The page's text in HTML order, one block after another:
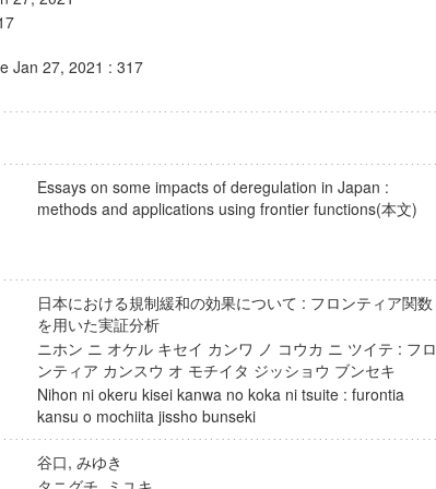
Jan 27, 2021 : 317
Essays on some impacts of deregulation in Japan :
methods and applications using frontier functions(本文)
日本における規制緩和の効果について : フロンティア関数
を用いた実証分析
ニホン ニ オケル キセイ カンワ ノ コウカ ニ ツイテ : フロ
ンティア カンスウ オ モチイタ ジッショウ ブンセキ
Nihon ni okeru kisei kanwa no koka ni tsuite : furontia
kansu o mochiita jissho bunseki
谷口, みゆき